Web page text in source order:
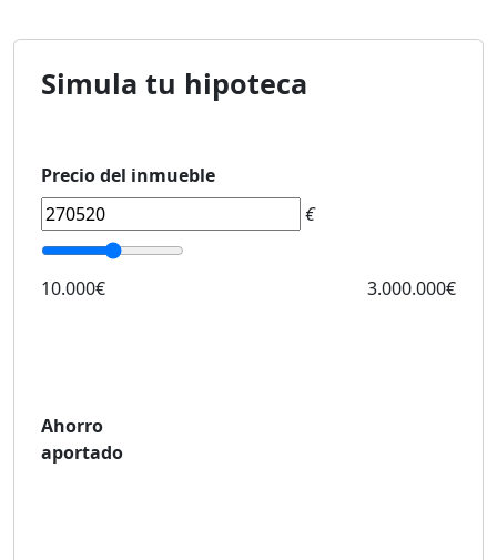
Simula tu hipoteca
Precio del inmueble
€
10.000€ 3.000.000€
Ahorro
aportado